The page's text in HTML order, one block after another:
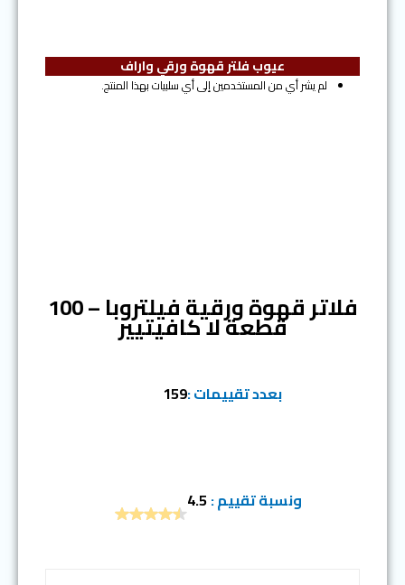
عيوب فلتر قهوة ورقي واراف
لم يشر أي من المستخدمين إلى أي سلبيات بهذا المنتج.
فلاتر قهوة ورقية فيلتروبا – 100 قطعة لا كافيتيير
بعدد تقييمات :159
ونسبة تقييم :4.5